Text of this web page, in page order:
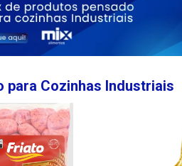
para Cozinhas Industriais